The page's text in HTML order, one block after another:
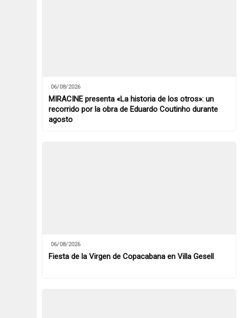
06/08/2026
MIRACINE presenta «La historia de los otros»: un
recorrido por la obra de Eduardo Coutinho durante
agosto
06/08/2026
Fiesta de la Virgen de Copacabana en Villa Gesell